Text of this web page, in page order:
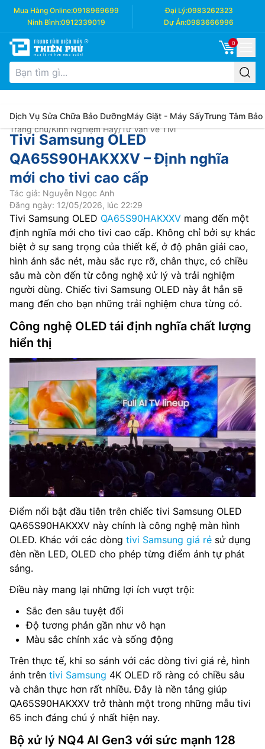
Mua Hàng Online:0918969699 Đại Lý:0983262323
Ninh Bình:0912339019 Dự Án:0983666996
0
Dịch Vụ Sửa Chữa Bảo DưỡngMáy Giặt - Máy SấyTrung Tâm Bảo
Trang chủ/Kinh Nghiệm Hay/Tư Vấn về Tivi
Tivi Samsung OLED
QA65S90HAKXXV – Định nghĩa
mới cho tivi cao cấp
Tác giả: Nguyễn Ngọc Anh
Đăng ngày: 12/05/2026, lúc 22:29
Tivi Samsung OLED QA65S90HAKXXV mang đến một
định nghĩa mới cho tivi cao cấp. Không chỉ bởi sự khác
biệt ở sự sang trọng của thiết kế, ở độ phân giải cao,
hình ảnh sắc nét, màu sắc rực rỡ, chân thực, có chiều
sâu mà còn đến từ công nghệ xử lý và trải nghiệm
người dùng. Chiếc tivi Samsung OLED này ắt hẳn sẽ
mang đến cho bạn những trải nghiệm chưa từng có.
Công nghệ OLED tái định nghĩa chất lượng
hiển thị
Điểm nổi bật đầu tiên trên chiếc tivi Samsung OLED
QA65S90HAKXXV này chính là công nghệ màn hình
OLED. Khác với các dòng tivi Samsung giá rẻ sử dụng
đèn nền LED, OLED cho phép từng điểm ảnh tự phát
sáng.
Điều này mang lại những lợi ích vượt trội:
Sắc đen sâu tuyệt đối
Độ tương phản gần như vô hạn
Màu sắc chính xác và sống động
Trên thực tế, khi so sánh với các dòng tivi giá rẻ, hình
ảnh trên tivi Samsung 4K OLED rõ ràng có chiều sâu
và chân thực hơn rất nhiều. Đây là nền tảng giúp
QA65S90HAKXXV trở thành một trong những mẫu tivi
65 inch đáng chú ý nhất hiện nay.
Bộ xử lý NQ4 AI Gen3 với sức mạnh 128